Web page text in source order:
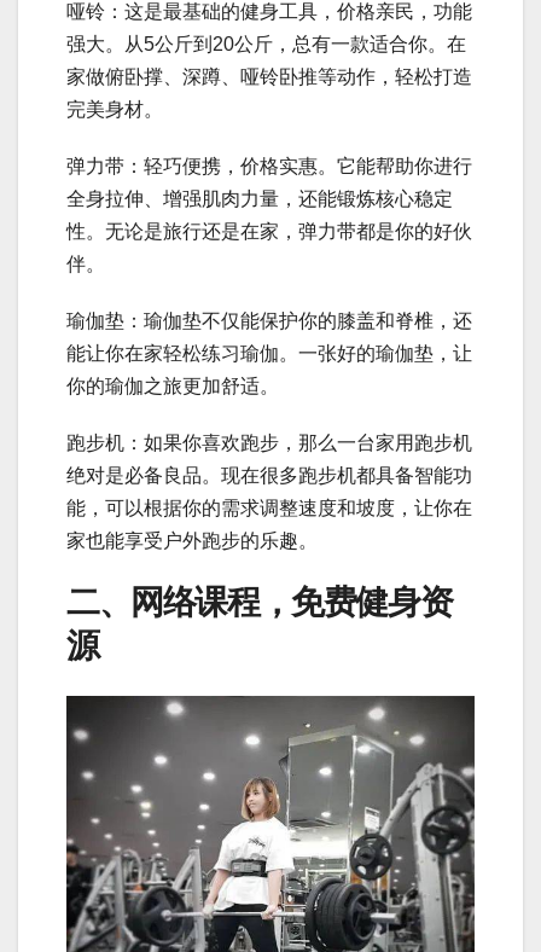
哑铃：这是最基础的健身工具，价格亲民，功能
强大。从5公斤到20公斤，总有一款适合你。在
家做俯卧撑、深蹲、哑铃卧推等动作，轻松打造
完美身材。
弹力带：轻巧便携，价格实惠。它能帮助你进行
全身拉伸、增强肌肉力量，还能锻炼核心稳定
性。无论是旅行还是在家，弹力带都是你的好伙
伴。
瑜伽垫：瑜伽垫不仅能保护你的膝盖和脊椎，还
能让你在家轻松练习瑜伽。一张好的瑜伽垫，让
你的瑜伽之旅更加舒适。
跑步机：如果你喜欢跑步，那么一台家用跑步机
绝对是必备良品。现在很多跑步机都具备智能功
能，可以根据你的需求调整速度和坡度，让你在
家也能享受户外跑步的乐趣。
二、网络课程，免费健身资
源